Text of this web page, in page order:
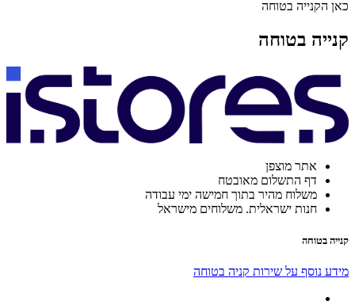
כאן הקנייה בטוחה
קנייה בטוחה
אתר מוצפן
דף התשלום מאובטח
משלוח מהיר בתוך חמישה ימי עבודה
חנות ישראלית. משלוחים מישראל
קנייה בטוחה
מידע נוסף על שירות קניה בטוחה